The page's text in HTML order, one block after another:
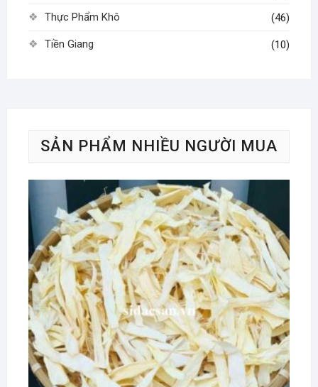
Thực Phẩm Khô (46)
Tiền Giang (10)
SẢN PHẨM NHIỀU NGƯỜI MUA